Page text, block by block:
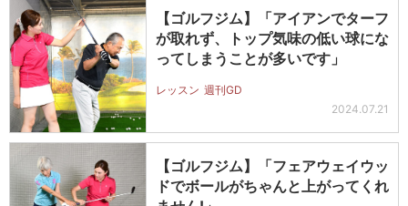
【ゴルフジム】「アイアンでターフ
が取れず、トップ気味の低い球にな
ってしまうことが多いです」
レッスン 週刊GD
2024.07.21
【ゴルフジム】「フェアウェイウッ
ドでボールがちゃんと上がってくれ